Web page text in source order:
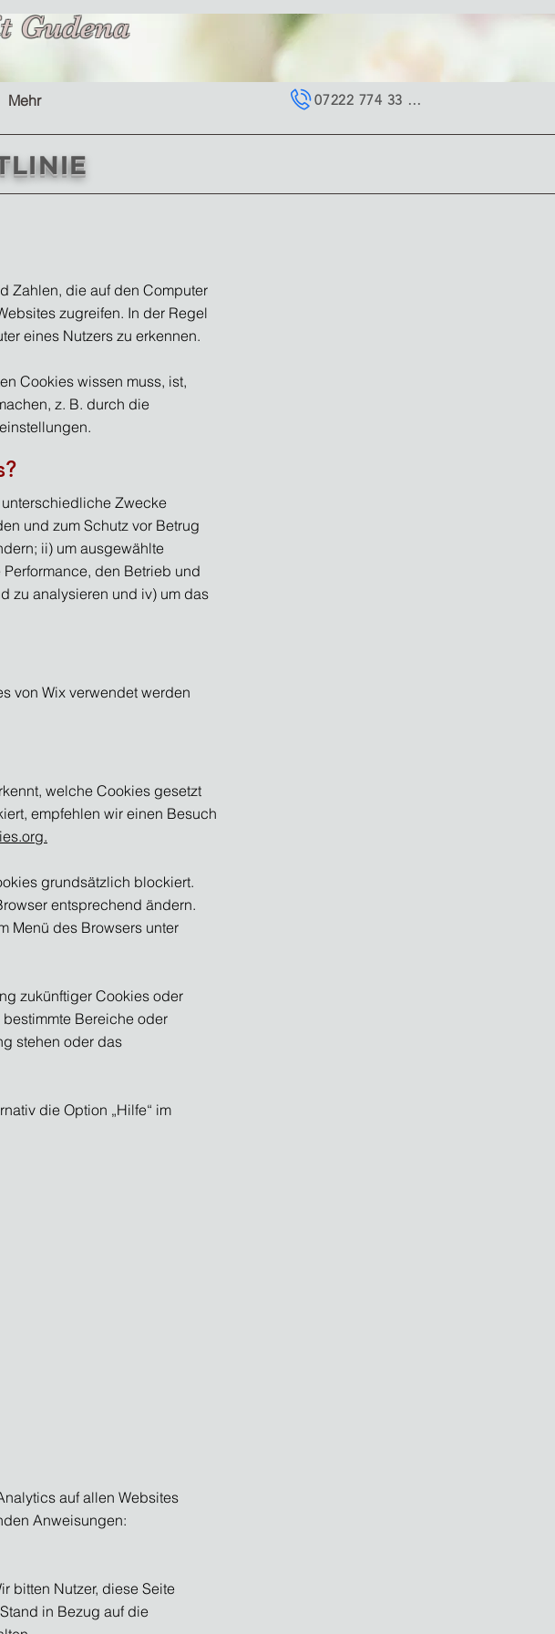
Gudena
Mehr 07222 774 33 64
Zahlen, die auf den Computer
zugreifen. In der Regel
eines Nutzers zu erkennen.
Cookies wissen muss, ist,
z. B. durch die
Zwecke
und zum Schutz vor Betrug
ii) um ausgewählte
den Betrieb und
zu analysieren und iv) um das
von Wix verwendet werden
welche Cookies gesetzt
empfehlen wir einen Besuch
grundsätzlich blockiert.
entsprechend ändern.
Menü des Browsers unter
zukünftiger Cookies oder
Bereiche oder
stehen oder das
die Option „Hilfe“ im
auf allen Websites
Anweisungen:
bitten Nutzer, diese Seite
in Bezug auf die